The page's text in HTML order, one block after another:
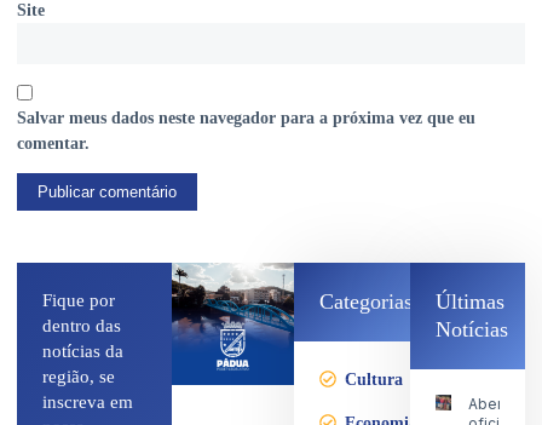
Site
Salvar meus dados neste navegador para a próxima vez que eu
comentar.
Fique por
dentro das
notícias da
região, se
inscreva em
Categorias
Cultura
Últimas
Notícias
Abertura